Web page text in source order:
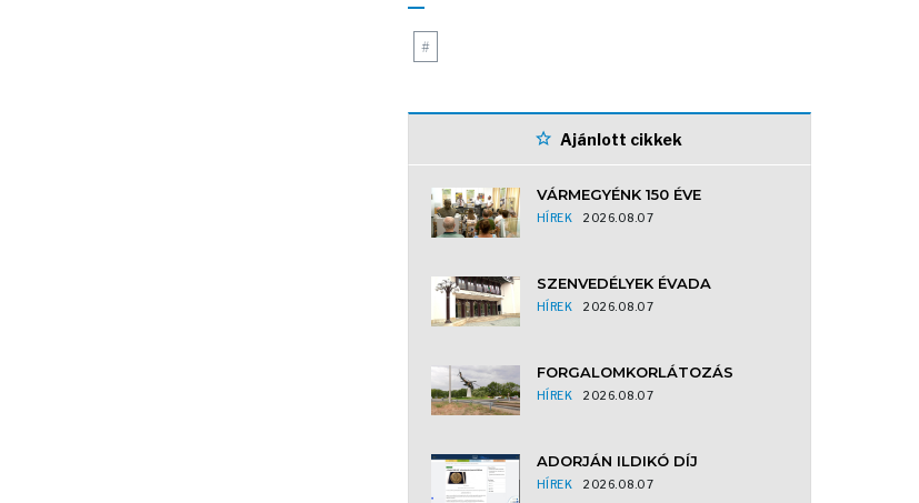
#
Ajánlott cikkek
VÁRMEGYÉNK 150 ÉVE
HÍREK 2026.08.07
SZENVEDÉLYEK ÉVADA
HÍREK 2026.08.07
FORGALOMKORLÁTOZÁS
HÍREK 2026.08.07
ADORJÁN ILDIKÓ DÍJ
HÍREK 2026.08.07